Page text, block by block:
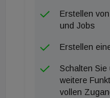
wachsen und sind
in Tirol wird jedoch
Geschäftsführer
Erstellen
und Jobs
Erstellen
Schalten
weitere
vollen